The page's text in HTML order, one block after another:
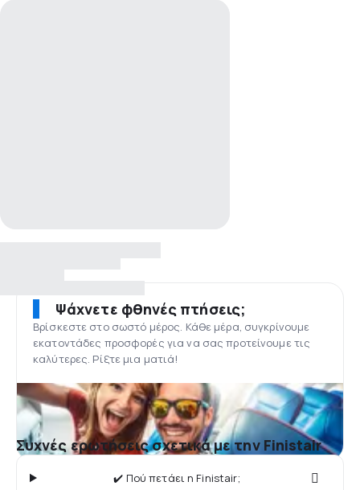
Ψάχνετε φθηνές πτήσεις;
Βρίσκεστε στο σωστό μέρος. Κάθε μέρα, συγκρίνουμε
εκατοντάδες προσφορές για να σας προτείνουμε τις
καλύτερες. Ρίξτε μια ματιά!
Συχνές ερωτήσεις σχετικά με την Finistair
✔️ Πού πετάει η Finistair;